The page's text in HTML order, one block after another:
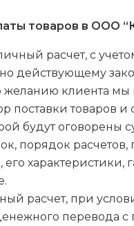
товаров в ООО
расчет, с
действующему
клиента мы
поставки товаров
будут оговорены
порядок
его характеристики,
расчет, при
перевода